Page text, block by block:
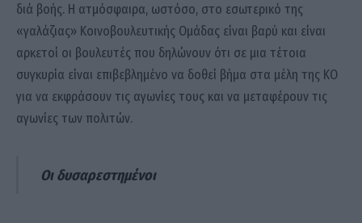
διά βοής. Η ατμόσφαιρα, ωστόσο, στο εσωτερικό της
«γαλάζιας» Κοινοβουλευτικής Ομάδας είναι βαρύ και είναι
αρκετοί οι βουλευτές που δηλώνουν ότι σε μια τέτοια
συγκυρία είναι επιβεβλημένο να δοθεί βήμα στα μέλη της ΚΟ
για να εκφράσουν τις αγωνίες τους και να μεταφέρουν τις
αγωνίες των πολιτών.
Οι δυσαρεστημένοι